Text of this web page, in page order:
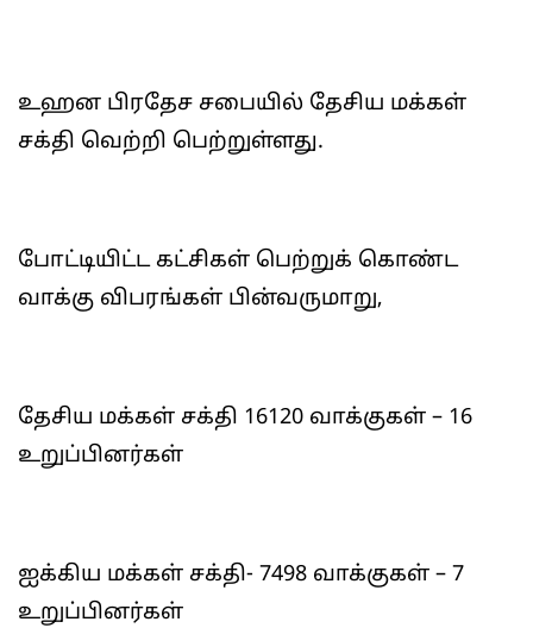
உஹன பிரதேச சபையில் தேசிய மக்கள்
சக்தி வெற்றி பெற்றுள்ளது.
போட்டியிட்ட கட்சிகள் பெற்றுக் கொண்ட
வாக்கு விபரங்கள் பின்வருமாறு,
தேசிய மக்கள் சக்தி 16120 வாக்குகள் – 16
உறுப்பினர்கள்
ஐக்கிய மக்கள் சக்தி- 7498 வாக்குகள் – 7
உறுப்பினர்கள்